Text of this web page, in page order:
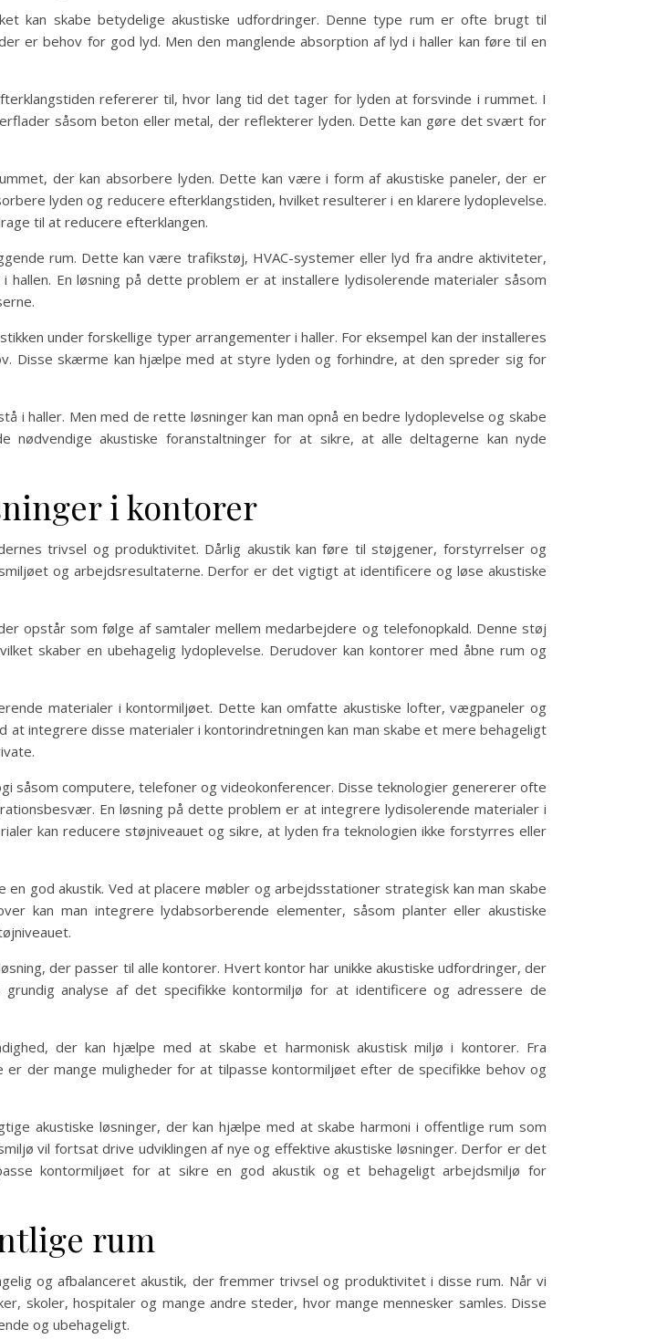
kan skabe betydelige akustiske udfordringer. Denne type rum er ofte brugt til
er behov for god lyd. Men den manglende absorption af lyd i haller kan føre til en
refererer til, hvor lang tid det tager for lyden at forsvinde i rummet. I
såsom beton eller metal, der reflekterer lyden. Dette kan gøre det svært for
der kan absorbere lyden. Dette kan være i form af akustiske paneler, der er
lyden og reducere efterklangstiden, hvilket resulterer i en klarere lydoplevelse.
til at reducere efterklangen.
rum. Dette kan være trafikstøj, HVAC-systemer eller lyd fra andre aktiviteter,
En løsning på dette problem er at installere lydisolerende materialer såsom
under forskellige typer arrangementer i haller. For eksempel kan der installeres
Disse skærme kan hjælpe med at styre lyden og forhindre, at den spreder sig for
i haller. Men med de rette løsninger kan man opnå en bedre lydoplevelse og skabe
akustiske foranstaltninger for at sikre, at alle deltagerne kan nyde
i kontorer
trivsel og produktivitet. Dårlig akustik kan føre til støjgener, forstyrrelser og
og arbejdsresultaterne. Derfor er det vigtigt at identificere og løse akustiske
opstår som følge af samtaler mellem medarbejdere og telefonopkald. Denne støj
skaber en ubehagelig lydoplevelse. Derudover kan kontorer med åbne rum og
materialer i kontormiljøet. Dette kan omfatte akustiske lofter, vægpaneler og
integrere disse materialer i kontorindretningen kan man skabe et mere behageligt
såsom computere, telefoner og videokonferencer. Disse teknologier genererer ofte
En løsning på dette problem er at integrere lydisolerende materialer i
kan reducere støjniveauet og sikre, at lyden fra teknologien ikke forstyrres eller
god akustik. Ved at placere møbler og arbejdsstationer strategisk kan man skabe
kan man integrere lydabsorberende elementer, såsom planter eller akustiske
der passer til alle kontorer. Hvert kontor har unikke akustiske udfordringer, der
analyse af det specifikke kontormiljø for at identificere og adressere de
der kan hjælpe med at skabe et harmonisk akustisk miljø i kontorer. Fra
der mange muligheder for at tilpasse kontormiljøet efter de specifikke behov og
akustiske løsninger, der kan hjælpe med at skabe harmoni i offentlige rum som
vil fortsat drive udviklingen af nye og effektive akustiske løsninger. Derfor er det
kontormiljøet for at sikre en god akustik og et behageligt arbejdsmiljø for
rum
og afbalanceret akustik, der fremmer trivsel og produktivitet i disse rum. Når vi
skoler, hospitaler og mange andre steder, hvor mange mennesker samles. Disse
og ubehageligt.